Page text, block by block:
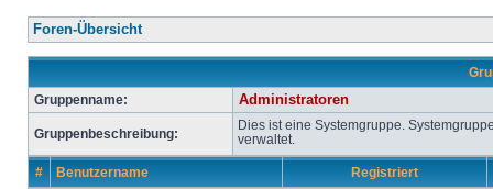
Foren-Übersicht
Gruppenname:
Administratoren
Gruppenbeschreibung:
Dies ist eine Systemgruppe.
verwaltet.
# Benutzername Registriert